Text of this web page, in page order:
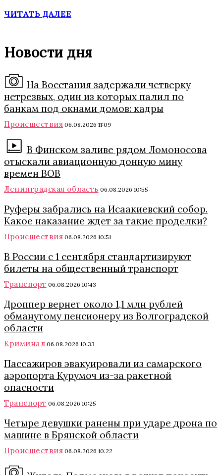
ЧИТАТЬ ДАЛЕЕ
Новости дня
На Восстания задержали четверку
нетрезвых, один из которых палил по
банкам под окнами домов: кадры
Происшествия 06.08.2026 11:09
В Финском заливе рядом Ломоносова
отыскали авиационную донную мину
времен ВОВ
Ленинградская область 06.08.2026 10:55
Руферы забрались на Исаакиевский собор.
Какое наказание ждет за такие проделки?
Происшествия 06.08.2026 10:51
В России с 1 сентября стандартизируют
билеты на общественный транспорт
Транспорт 06.08.2026 10:43
Дроппер вернет около 1,1 млн рублей
обманутому пенсионеру из Волгоградской
области
Криминал 06.08.2026 10:33
Пассажиров эвакуировали из самарского
аэропорта Курумоч из-за ракетной
опасности
Транспорт 06.08.2026 10:25
Четыре девушки ранены при ударе дрона по
машине в Брянской области
Происшествия 06.08.2026 10:22